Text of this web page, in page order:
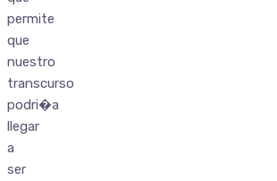
permite
que
nuestro
transcurso
podri�a
llegar
a
ser